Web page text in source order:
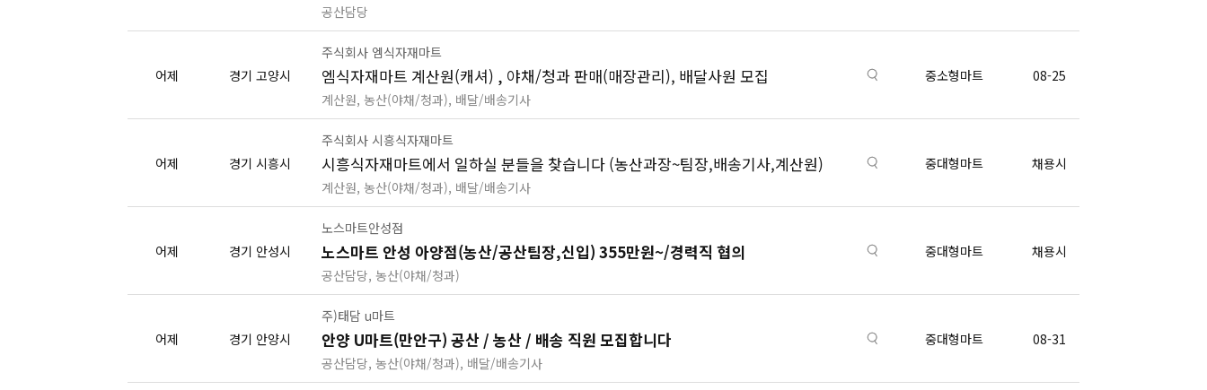
공산담당
어제 경기 고양시
주식회사 엠식자재마트
엠식자재마트 계산원(캐셔) , 야채/청과 판매(매장관리), 배달사원 모집
계산원, 농산(야채/청과), 배달/배송기사
중소형마트 08-25
어제 경기 시흥시
주식회사 시흥식자재마트
시흥식자재마트에서 일하실 분들을 찾습니다 (농산과장~팀장,배송기사,계산원)
계산원, 농산(야채/청과), 배달/배송기사
중대형마트 채용시
어제 경기 안성시
노스마트안성점
노스마트 안성 아양점(농산/공산팀장,신입) 355만원~/경력직 협의
공산담당, 농산(야채/청과)
중대형마트 채용시
어제 경기 안양시
주)태담 u마트
안양 U마트(만안구) 공산 / 농산 / 배송 직원 모집합니다
공산담당, 농산(야채/청과), 배달/배송기사
중대형마트 08-31